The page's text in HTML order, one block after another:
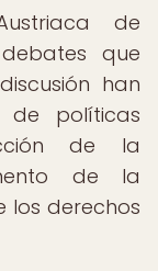
de
que
han
de políticas
de la
de la
los derechos